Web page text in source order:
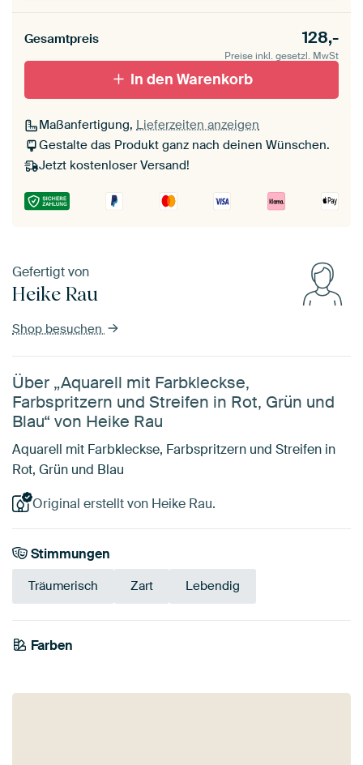
Gesamtpreis 128,-
Preise inkl. gesetzl. MwSt
In den Warenkorb
Maßanfertigung, Lieferzeiten anzeigen
Gestalte das Produkt ganz nach deinen Wünschen.
Jetzt kostenloser Versand!
Gefertigt von
Heike Rau
Shop besuchen
Über „Aquarell mit Farbkleckse,
Farbspritzern und Streifen in Rot, Grün und
Blau“ von Heike Rau
Aquarell mit Farbkleckse, Farbspritzern und Streifen in
Rot, Grün und Blau
Original erstellt von Heike Rau.
Stimmungen
Träumerisch Zart Lebendig
Farben
Salbeigrün
Grau
Beige